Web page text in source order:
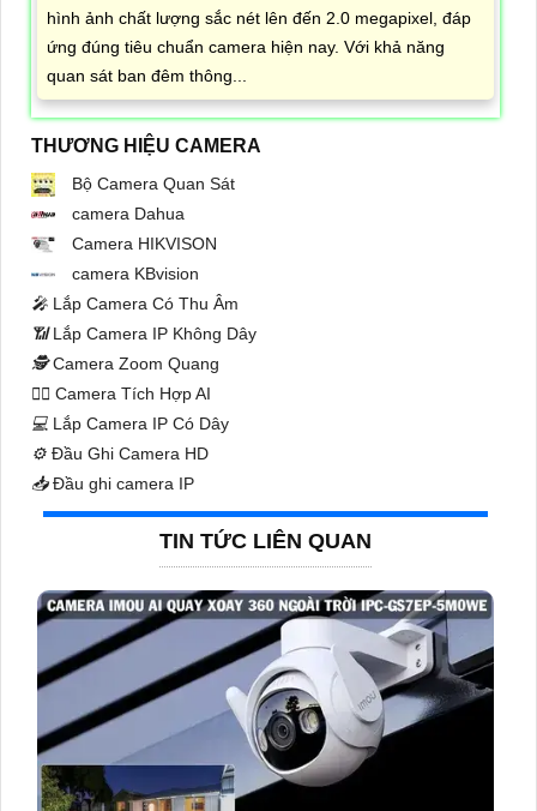
hình ảnh chất lượng sắc nét lên đến 2.0 megapixel, đáp
ứng đúng tiêu chuẩn camera hiện nay. Với khả năng
quan sát ban đêm thông...
THƯƠNG HIỆU CAMERA
Bộ Camera Quan Sát
camera Dahua
Camera HIKVISON
camera KBvision
️🎤️ Lắp Camera Có Thu Âm
📶Lắp Camera IP Không Dây
🕵️Camera Zoom Quang
🧛‍♀️ Camera Tích Hợp AI
💻 Lắp Camera IP Có Dây
⚙️ Đầu Ghi Camera HD
📥Đầu ghi camera IP
TIN TỨC LIÊN QUAN